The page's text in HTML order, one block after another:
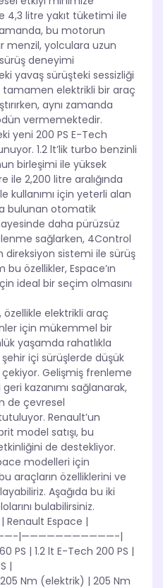
4,3 litre yakıt tüketimi ile
bu motorun
menzil, yolculara uzun
deneyimi
yavaş sürüşteki sessizliği
tamamen elektrikli bir araç
aynı zamanda
vermemektedir.
yeni 200 PS E-Tech
1.2 lt’lik turbo benzinli
birleşimi ile yüksek
ile 2,200 litre aralığında
kullanımı için yeterli alan
bulunan otomatik
daha pürüzsüz
sağlarken, 4Control
sistemi ile sürüş
bu özellikler, Espace’ın
ideal bir seçim olmasını
özellikle elektrikli araç
için mükemmel bir
yaşamda rahatlıkla
içi sürüşlerde düşük
çekiyor. Gelişmiş frenleme
kazanımı sağlanarak,
de çevresel
Renault’un
model satışı, bu
de destekliyor.
modelleri için
araçların özelliklerini ve
Aşağıda bu iki
bulabilirsiniz.
Renault Espace |
|———————————-|
PS | 1.2 lt E-Tech 200 PS |
|
Nm (elektrik) | 205 Nm